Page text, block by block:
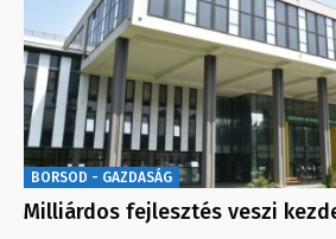
BORSOD - GAZDASÁG
Milliárdos fejlesztés veszi